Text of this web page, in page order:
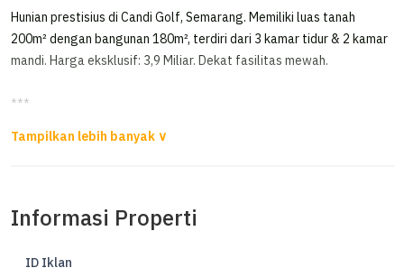
Hunian prestisius di Candi Golf, Semarang. Memiliki luas tanah
200m² dengan bangunan 180m², terdiri dari 3 kamar tidur & 2 kamar
mandi. Harga eksklusif: 3,9 Miliar. Dekat fasilitas mewah.
***
Luas Tanah 200 m2
3 Kamar Tidur
Informasi Properti
ID Iklan